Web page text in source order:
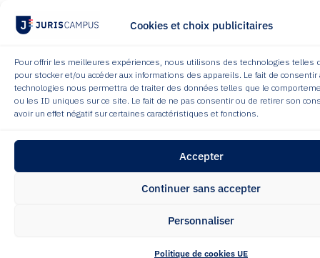
Cookies et choix publicitaires
Pour offrir les meilleures expériences, nous utilisons des technologies telles
pour stocker et/ou accéder aux informations des appareils. Le fait de consentir
technologies nous permettra de traiter des données telles que le
ou les ID uniques sur ce site. Le fait de ne pas consentir ou de retirer son
avoir un effet négatif sur certaines caractéristiques et fonctions.
Accepter
Continuer sans accepter
Personnaliser
Politique de cookies UE